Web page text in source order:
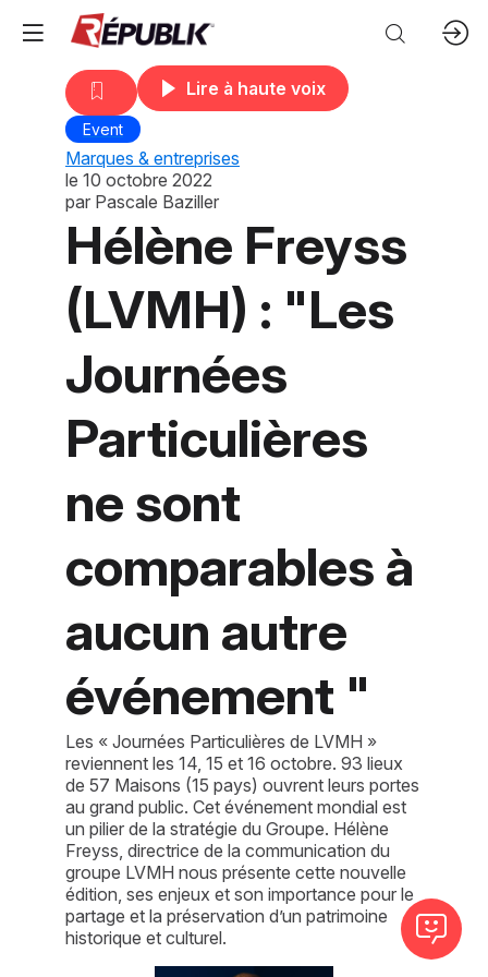
Lire à haute voix
Event
Marques & entreprises
le 10 octobre 2022
par Pascale Baziller
Hélène Freyss
(LVMH) : "Les
Journées
Particulières
ne sont
comparables à
aucun autre
événement "
Les « Journées Particulières de LVMH »
reviennent les 14, 15 et 16 octobre. 93 lieux
de 57 Maisons (15 pays) ouvrent leurs portes
au grand public. Cet événement mondial est
un pilier de la stratégie du Groupe. Hélène
Freyss, directrice de la communication du
groupe LVMH nous présente cette nouvelle
édition, ses enjeux et son importance pour le
partage et la préservation d’un patrimoine
historique et culturel.